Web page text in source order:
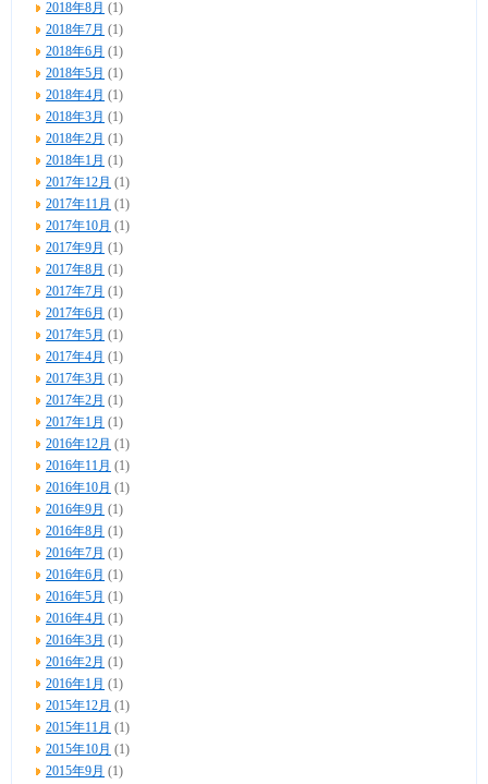
2018年8月 (1)
2018年7月 (1)
2018年6月 (1)
2018年5月 (1)
2018年4月 (1)
2018年3月 (1)
2018年2月 (1)
2018年1月 (1)
2017年12月 (1)
2017年11月 (1)
2017年10月 (1)
2017年9月 (1)
2017年8月 (1)
2017年7月 (1)
2017年6月 (1)
2017年5月 (1)
2017年4月 (1)
2017年3月 (1)
2017年2月 (1)
2017年1月 (1)
2016年12月 (1)
2016年11月 (1)
2016年10月 (1)
2016年9月 (1)
2016年8月 (1)
2016年7月 (1)
2016年6月 (1)
2016年5月 (1)
2016年4月 (1)
2016年3月 (1)
2016年2月 (1)
2016年1月 (1)
2015年12月 (1)
2015年11月 (1)
2015年10月 (1)
2015年9月 (1)